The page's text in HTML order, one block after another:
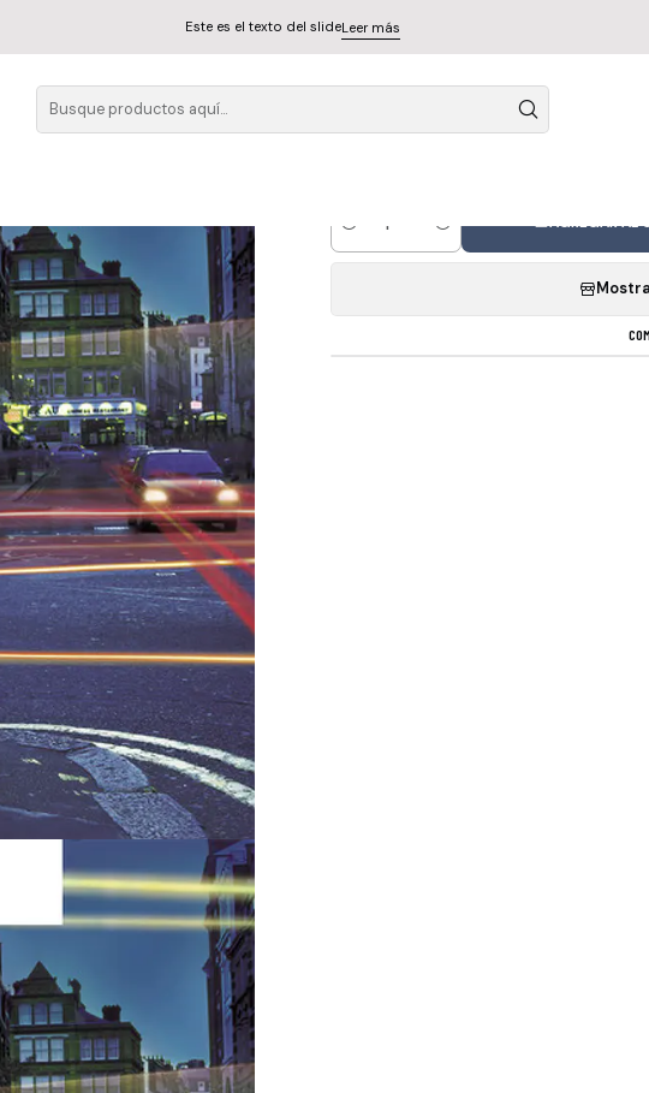
Este es el texto del slideLeer más
Vinilo Marillion
Cantidad
AGREGAR AL